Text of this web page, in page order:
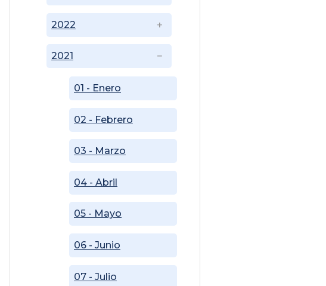
2021
01 - Enero
02 - Febrero
03 - Marzo
04 - Abril
05 - Mayo
06 - Junio
07 - Julio
2022